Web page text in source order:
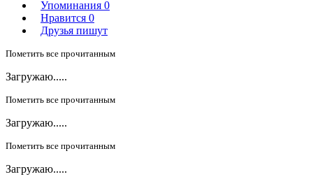
Упоминания 0
Нравится 0
Друзья пишут
Пометить все прочитанным
Загружаю.....
Пометить все прочитанным
Загружаю.....
Пометить все прочитанным
Загружаю.....